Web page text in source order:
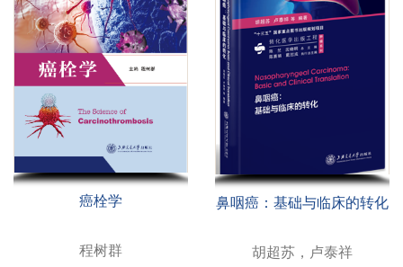
癌栓学
程树群
鼻咽癌：基础与临床的转化
胡超苏，卢泰祥